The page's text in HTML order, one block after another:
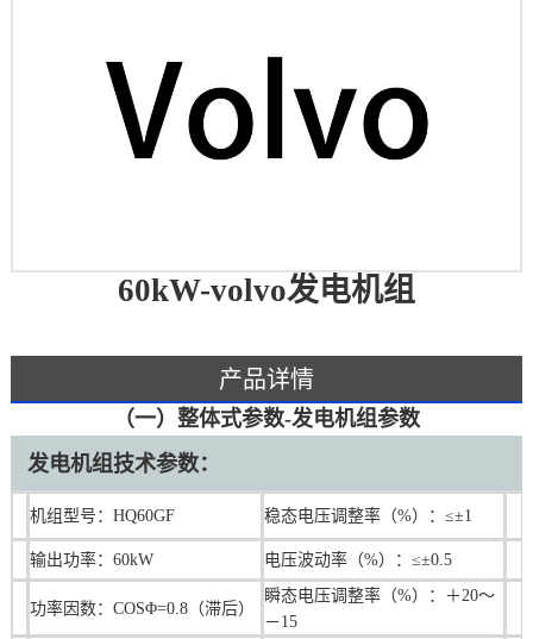
60kW-volvo发电机组
产品详情
（一）整体式参数-发电机组参数
发电机组技术参数：
机组型号：HQ60GF 稳态电压调整率（%）：≤±1
输出功率：60kW 电压波动率（%）：≤±0.5
功率因数：COSΦ=0.8（滞后）
瞬态电压调整率（%）：＋20～
－15